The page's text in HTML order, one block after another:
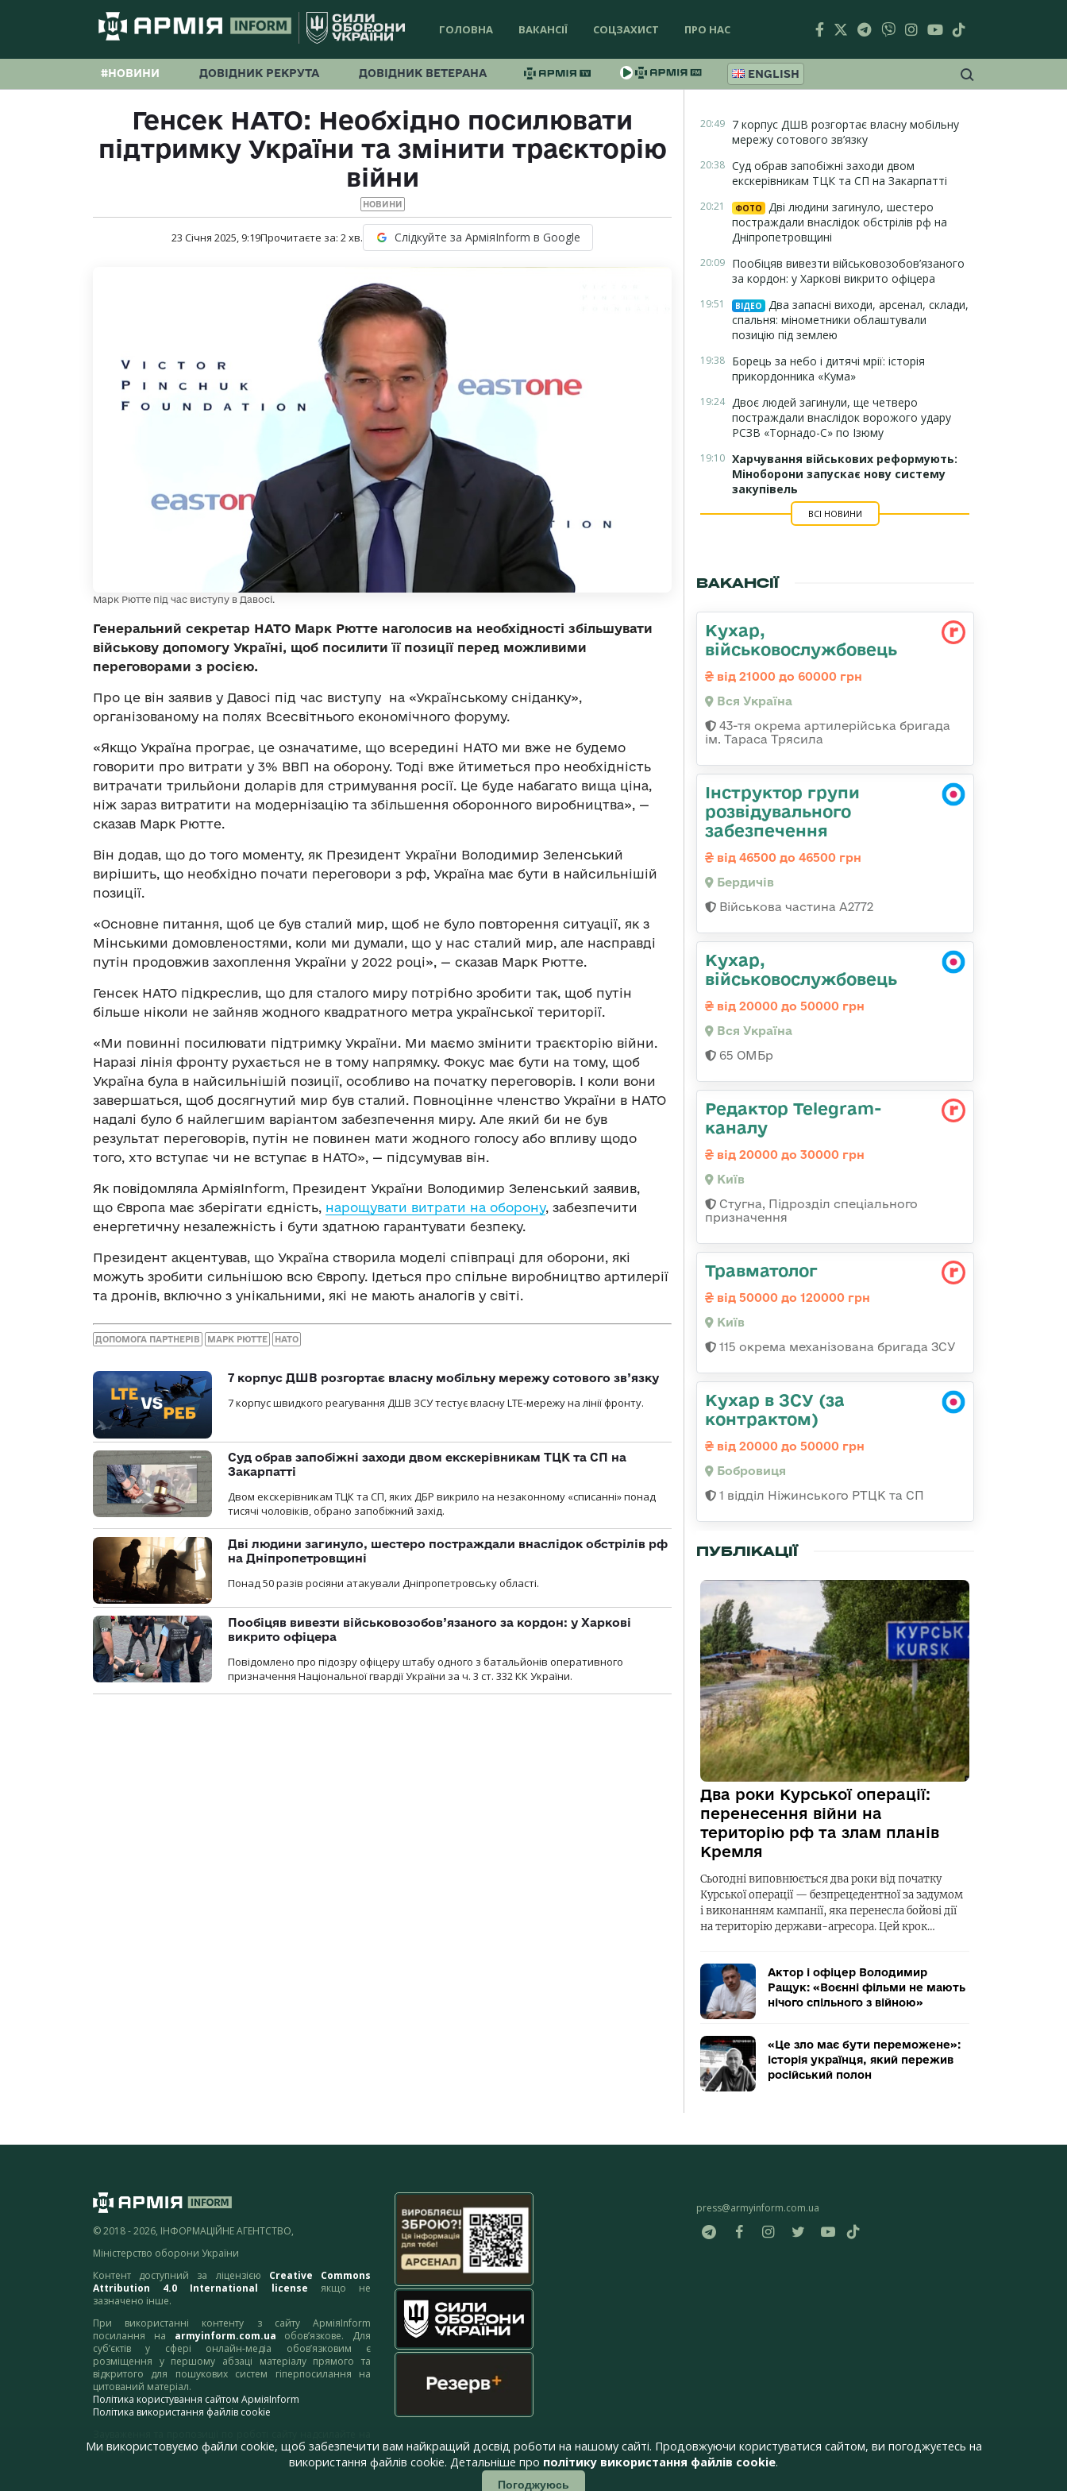
ГОЛОВНА ВАКАНСІЇ СОЦЗАХИСТ ПРО НАС
#НОВИНИ ДОВІДНИК РЕКРУТА ДОВІДНИК ВЕТЕРАНА ENGLISH
Генсек НАТО: Необхідно посилювати
підтримку України та змінити траєкторію
війни
НОВИНИ
23 Січня 2025, 9:19Прочитаєте за: 2хв. Слідкуйте за АрміяInform в Google
Марк Рютте під час виступу в Давосі.
Генеральний секретар НАТО Марк Рютте наголосив на необхідності збільшувати
військову допомогу Україні, щоб посилити її позиції перед можливими
переговорами з росією.
Про це він заявив у Давосі під час виступу на «Українському сніданку»,
організованому на полях Всесвітнього економічного форуму.
«Якщо Україна програє, це означатиме, що всередині НАТО ми вже не будемо
говорити про витрати у 3% ВВП на оборону. Тоді вже йтиметься про необхідність
витрачати трильйони доларів для стримування росії. Це буде набагато вища ціна,
ніж зараз витратити на модернізацію та збільшення оборонного виробництва», —
сказав Марк Рютте.
Він додав, що до того моменту, як Президент України Володимир Зеленський
вирішить, що необхідно почати переговори з рф, Україна має бути в найсильнішій
позиції.
«Основне питання, щоб це був сталий мир, щоб не було повторення ситуації, як з
Мінськими домовленостями, коли ми думали, що у нас сталий мир, але насправді
путін продовжив захоплення України у 2022 році», — сказав Марк Рютте.
Генсек НАТО підкреслив, що для сталого миру потрібно зробити так, щоб путін
більше ніколи не зайняв жодного квадратного метра української території.
«Ми повинні посилювати підтримку України. Ми маємо змінити траєкторію війни.
Наразі лінія фронту рухається не в тому напрямку. Фокус має бути на тому, щоб
Україна була в найсильнішій позиції, особливо на початку переговорів. І коли вони
завершаться, щоб досягнутий мир був сталий. Повноцінне членство України в НАТО
надалі було б найлегшим варіантом забезпечення миру. Але який би не був
результат переговорів, путін не повинен мати жодного голосу або впливу щодо
того, хто вступає чи не вступає в НАТО», — підсумував він.
Як повідомляла АрміяInform, Президент України Володимир Зеленський заявив,
що Європа має зберігати єдність, нарощувати витрати на оборону, забезпечити
енергетичну незалежність і бути здатною гарантувати безпеку.
Президент акцентував, що Україна створила моделі співпраці для оборони, які
можуть зробити сильнішою всю Європу. Ідеться про спільне виробництво артилерії
та дронів, включно з унікальними, які не мають аналогів у світі.
ДОПОМОГА ПАРТНЕРІВ МАРК РЮТТЕ НАТО
7 корпус ДШВ розгортає власну мобільну мережу сотового зв’язку
7 корпус швидкого реагування ДШВ ЗСУ тестує власну LTE-мережу на лінії фронту.
Суд обрав запобіжні заходи двом екскерівникам ТЦК та СП на
Закарпатті
Двом екскерівникам ТЦК та СП, яких ДБР викрило на незаконному «списанні» понад
тисячі чоловіків, обрано запобіжний захід.
Дві людини загинуло, шестеро постраждали внаслідок обстрілів рф
на Дніпропетровщині
Понад 50 разів росіяни атакували Дніпропетровську області.
Пообіцяв вивезти військовозобов’язаного за кордон: у Харкові
викрито офіцера
Повідомлено про підозру офіцеру штабу одного з батальйонів оперативного
призначення Національної гвардії України за ч. 3 ст. 332 КК України.
20:49 7 корпус ДШВ розгортає власну мобільну
мережу сотового зв’язку
20:38 Суд обрав запобіжні заходи двом
екскерівникам ТЦК та СП на Закарпатті
20:21 ФОТО
Дві людини загинуло, шестеро
постраждали внаслідок обстрілів рф на
Дніпропетровщині
20:09 Пообіцяв вивезти військовозобов’язаного
за кордон: у Харкові викрито офіцера
19:51 ВІДЕО
Два запасні виходи, арсенал, склади,
спальня: мінометники облаштували
позицію під землею
19:38 Борець за небо і дитячі мрії: історія
прикордонника «Кума»
19:24 Двоє людей загинули, ще четверо
постраждали внаслідок ворожого удару
РСЗВ «Торнадо-С» по Ізюму
19:10 Харчування військових реформують:
Міноборони запускає нову систему
закупівель
ВСІ НОВИНИ
ВАКАНСІЇ
Кухар,
військовослужбовець
від 21000 до 60000 грн
Вся Україна
43-тя окрема артилерійська бригада
ім. Тараса Трясила
Інструктор групи
розвідувального
забезпечення
від 46500 до 46500 грн
Бердичів
Військова частина А2772
Кухар,
військовослужбовець
від 20000 до 50000 грн
Вся Україна
65 ОМБр
Редактор Telegram-
каналу
від 20000 до 30000 грн
Київ
Стугна, Підрозділ спеціального
призначення
Травматолог
від 50000 до 120000 грн
Київ
115 окрема механізована бригада ЗСУ
Кухар в ЗСУ (за
контрактом)
від 20000 до 50000 грн
Бобровиця
1 відділ Ніжинського РТЦК та СП
ПУБЛІКАЦІЇ
Два роки Курської операції:
перенесення війни на
територію рф та злам планів
Кремля
Сьогодні виповнюється два роки від початку
Курської операції — безпрецедентної за задумом
і виконанням кампанії, яка перенесла бойові дії
на територію держави-агресора. Цей крок…
Актор і офіцер Володимир
Ращук: «Воєнні фільми не мають
нічого спільного з війною»
«Це зло має бути переможене»:
історія українця, який пережив
російський полон
© 2018 - 2026, ІНФОРМАЦІЙНЕ АГЕНТСТВО,
Міністерство оборони України
Контент доступний за ліцензією Creative Commons
Attribution 4.0 International license якщо не
зазначено інше.
При використанні контенту з сайту АрміяInform
посилання на armyinform.com.ua обов’язкове. Для
суб’єктів у сфері онлайн-медіа обов’язковим є
розміщення у першому абзаці матеріалу прямого та
відкритого для пошукових систем гіперпосилання на
цитований матеріал.
Політика користування сайтом АрміяInform
Політика використання файлів cookie
адресу:webmaster@armyinform.com.ua
press@armyinform.com.ua
Ми використовуємо файли cookie, щоб забезпечити вам найкращий досвід роботи на нашому сайті. Продовжуючи користуватися сайтом, ви погоджуєтесь на
використання файлів cookie. Детальніше про політику використання файлів cookie.
Погоджуюсь